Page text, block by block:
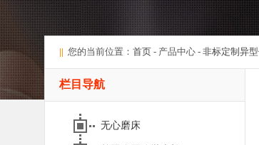
|| 您的当前位置： 首页 - 产品中心 - 非标定制异
栏目导航
无心磨床